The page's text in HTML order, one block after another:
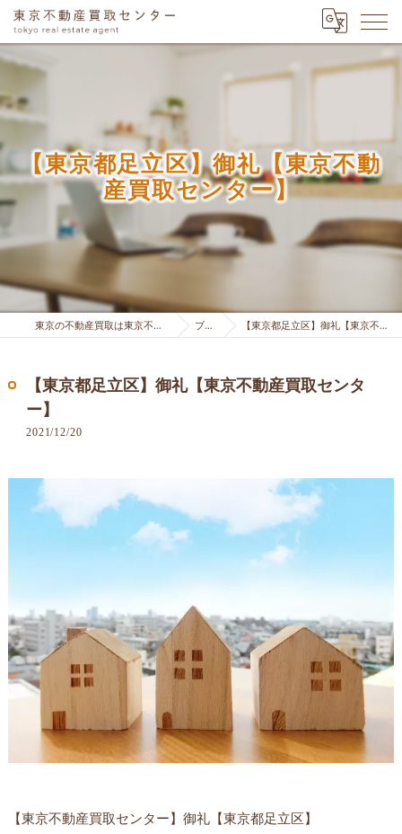
【東京都足立区】御礼【東京不動
産買取センター】
東京の不動産買取は東京不動産買取センター ブログ 【東京都足立区】御礼【東京不動産買取センター】
【東京都足立区】御礼【東京不動産買取センタ
ー】
2021/12/20
【東京不動産買取センター】御礼【東京都足立区】